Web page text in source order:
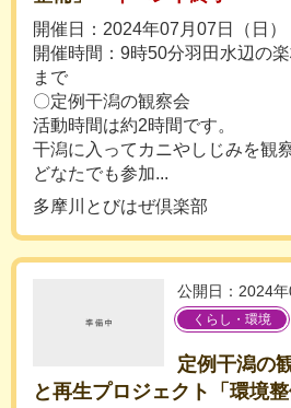
開催日：2024年07月07日（日）
開催時間：9時50分羽田水辺の
まで
〇定例干潟の観察会
活動時間は約2時間です。
干潟に入ってカニやしじみを観
どなたでも参加...
多摩川とびはぜ倶楽部
公開日：2024
くらし・環境
定例干潟の
と再生プロジェクト「環境整